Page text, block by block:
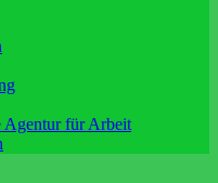
Agentur für Arbeit